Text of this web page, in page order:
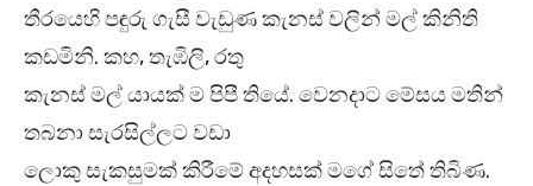
තීරයෙහි පඳුරු ගැසී වැඩුණ කැනස් වලින් මල් කිනිති
කඩමිනි. කහ, තැඹිලි, රතු
කැනස් මල් යායක් ම පිපී තියේ. වෙනදාට මේසය මතින්
තබනා සැරසිල්ලට වඩා
ලොකු සැකසුමක් කිරීමේ අදහසක් මගේ සිතේ තිබිණ.